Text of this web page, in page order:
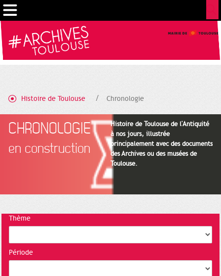
Histoire de Toulouse Chronologie
CHRONOLOGIE
en construction
Histoire de Toulouse de l'Antiquité
à nos jours, illustrée
principalement avec des documents
des Archives ou des musées de
Toulouse.
Thème
Période
Cookies management panel